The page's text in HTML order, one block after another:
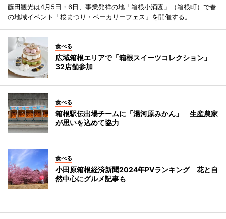
藤田観光は4月5日・6日、事業発祥の地「箱根小涌園」（箱根町）で春
の地域イベント「桜まつり・ベーカリーフェス」を開催する。
食べる
広域箱根エリアで「箱根スイーツコレクション」
32店舗参加
食べる
箱根駅伝出場チームに「湯河原みかん」 生産農家
が思いを込めて協力
食べる
小田原箱根経済新聞2024年PVランキング 花と自
然中心にグルメ記事も